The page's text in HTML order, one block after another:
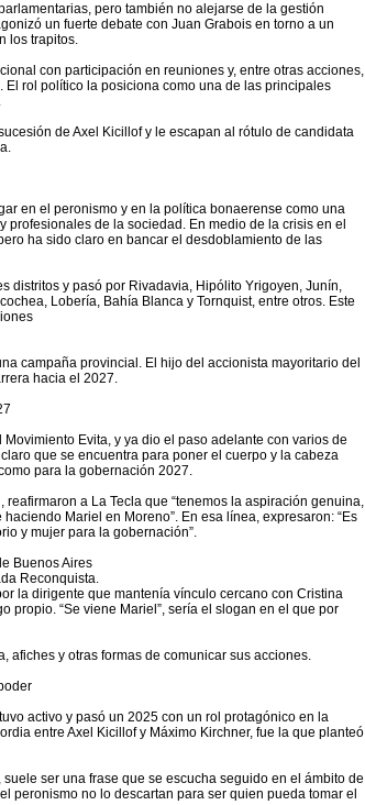
pero también no alejarse de la gestión
un fuerte debate con Juan Grabois en torno a un
los trapitos.
con participación en reuniones y, entre otras acciones,
rol político la posiciona como una de las principales
de Axel Kicillof y le escapan al rótulo de candidata
en el peronismo y en la política bonaerense como una
de la sociedad. En medio de la crisis en el
ha sido claro en bancar el desdoblamiento de las
distritos y pasó por Rivadavia, Hipólito Yrigoyen, Junín,
Lobería, Bahía Blanca y Tornquist, entre otros. Este
campaña provincial. El hijo del accionista mayoritario del
hacia el 2027.
Evita, y ya dio el paso adelante con varios de
que se encuentra para poner el cuerpo y la cabeza
para la gobernación 2027.
a La Tecla que “tenemos la aspiración genuina,
Mariel en Moreno”. En esa línea, expresaron: “Es
y mujer para la gobernación”.
Buenos Aires
Reconquista.
la dirigente que mantenía vínculo cercano con Cristina
propio. “Se viene Mariel”, sería el slogan en el que por
afiches y otras formas de comunicar sus acciones.
activo y pasó un 2025 con un rol protagónico en la
entre Axel Kicillof y Máximo Kirchner, fue la que planteó
ser una frase que se escucha seguido en el ámbito de
peronismo no lo descartan para ser quien pueda tomar el